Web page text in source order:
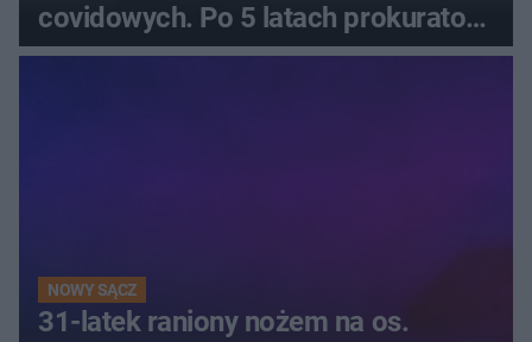
covidowych. Po 5 latach prokurator
zamyka sprawę
NOWY SĄCZ
31-latek raniony nożem na os.